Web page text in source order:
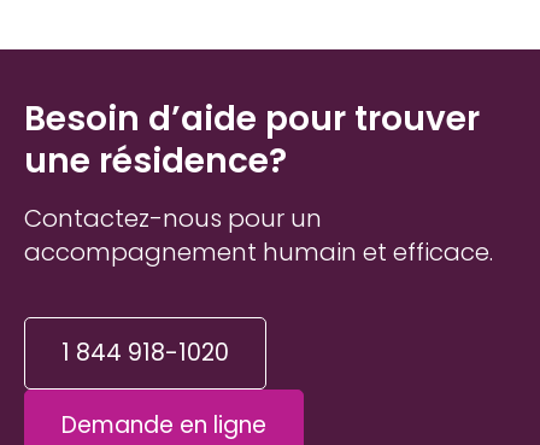
Besoin d’aide pour trouver
une résidence?
Contactez-nous pour un
accompagnement humain et efficace.
1 844 918-1020
Demande en ligne